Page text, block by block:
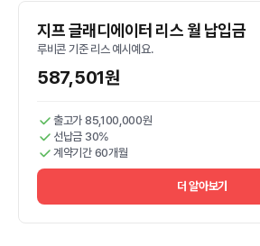
지프 글래디에이터 리스 월 납입금
루비콘 기준 리스 예시예요.
587,501원
출고가 85,100,000원
선납금 30%
계약기간 60개월
더 알아보기